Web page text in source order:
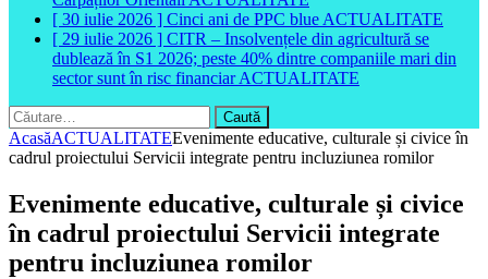
[ 30 iulie 2026 ] Cinci ani de PPC blue ACTUALITATE
[ 29 iulie 2026 ] CITR – Insolvențele din agricultură se
dublează în S1 2026; peste 40% dintre companiile mari din
sector sunt în risc financiarACTUALITATE
Caută
după:
AcasăACTUALITATEEvenimente educative, culturale și civice în
cadrul proiectului Servicii integrate pentru incluziunea romilor
Evenimente educative, culturale și civice
în cadrul proiectului Servicii integrate
pentru incluziunea romilor